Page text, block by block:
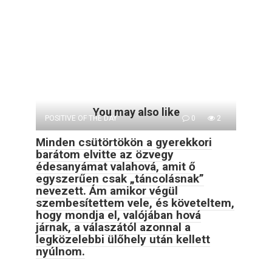
You may also like
POSITIVE OF THE DAY 0 2
Minden csütörtökön a gyerekkori
barátom elvitte az özvegy
édesanyámat valahová, amit ő
egyszerűen csak „táncolásnak”
nevezett. Ám amikor végül
szembesítettem vele, és követeltem,
hogy mondja el, valójában hová
járnak, a válaszától azonnal a
legközelebbi ülőhely után kellett
nyúlnom.